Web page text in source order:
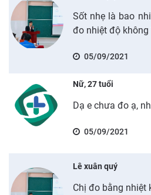
Sốt nhẹ là bao
đo nhiệt độ không
05/09/2021
Nữ, 27 tuổi
Dạ e chưa đo ạ,
05/09/2021
Lê xuân quý
Chị đo bằng nhiệt